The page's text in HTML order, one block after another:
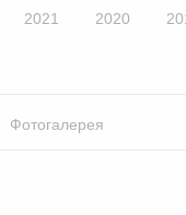
2021 2020
Фотогалерея